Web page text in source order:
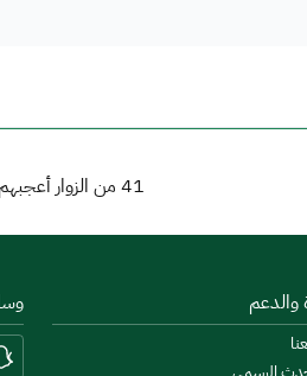
41 من الزوار
والدعم